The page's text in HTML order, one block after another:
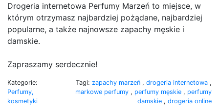
Drogeria internetowa Perfumy Marzeń to miejsce, w
którym otrzymasz najbardziej pożądane, najbardziej
popularne, a także najnowsze zapachy męskie i
damskie.
Zapraszamy serdecznie!
Kategorie:
Perfumy,
kosmetyki
Tagi: zapachy marzeń , drogeria internetowa ,
markowe perfumy , perfumy męskie , perfumy
damskie , drogeria online